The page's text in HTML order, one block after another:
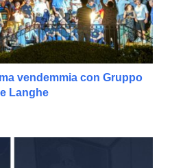
vendemmia con Gruppo
Langhe